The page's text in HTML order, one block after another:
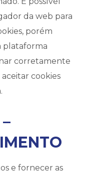
da web para
porém
plataforma
corretamente
cookies
e fornecer as